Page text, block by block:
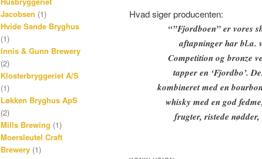
Hvad siger producenten:
“”Fjordboen” er vores
aftapninger har bl.a.
Competition og bronze
tapper en ‘Fjordbo’.
kombineret med en
whisky med en god
frugter, ristede
Jacobsen (1)
Hvide Sande Bryghus
(1)
Innis & Gunn Brewery
(2)
Klosterbryggeriet A/S
(1)
Løkken Bryghus ApS
(2)
Mills Brewing (1)
Moersleutel Craft
Brewery (1)